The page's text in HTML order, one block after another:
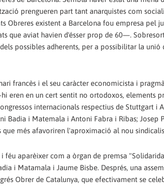
prengueren part tant anarquistes com
Obreres existent a Barcelona fou empresa pel
que aviat havien d'ésser prop de 60—.
possibles adherents, per a possibilitar la unió
francès i el seu caràcter economicista i
eren en un cert sentit no ortodoxos, elements
internacionals respectius de Stuttgart i
Badia i Matemala i Antoni Fabra i Ribas; Josep
més afavoriren l'aproximació al nou
aparèixer com a òrgan de premsa
i Matamala i Jaume Bisbe. Després, una
Obrer de Catalunya, que efectivament se